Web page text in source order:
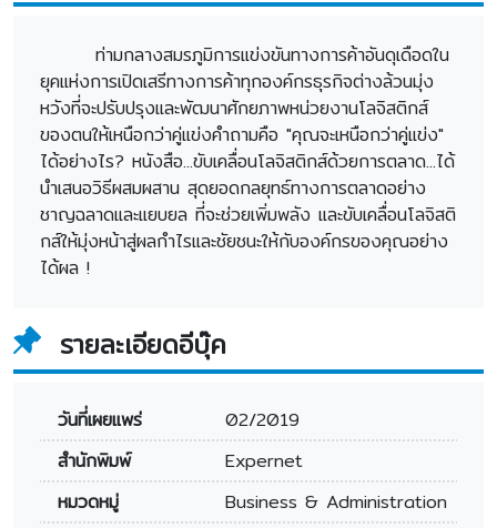
ท่ามกลางสมรภูมิการแข่งขันทางการค้าอันดุเดือดใน
ยุคแห่งการเปิดเสรีทางการค้าทุกองค์กรธุรกิจต่างล้วนมุ่ง
หวังที่จะปรับปรุงและพัฒนาศักยภาพหน่วยงานโลจิสติกส์
ของตนให้เหนือกว่าคู่แข่งคำถามคือ "คุณจะเหนือกว่าคู่แข่ง"
ได้อย่างไร? หนังสือ...ขับเคลื่อนโลจิสติกส์ด้วยการตลาด...ได้
นำเสนอวิธีผสมผสาน สุดยอดกลยุทธ์ทางการตลาดอย่าง
ชาญฉลาดและแยบยล ที่จะช่วยเพิ่มพลัง และขับเคลื่อนโลจิสติ
กส์ให้มุ่งหน้าสู่ผลกำไรและชัยชนะให้กับองค์กรของคุณอย่าง
ได้ผล !
รายละเอียดอีบุ๊ค
วันที่เผยแพร่
02/2019
สำนักพิมพ์
Expernet
หมวดหมู่
Business & Administration